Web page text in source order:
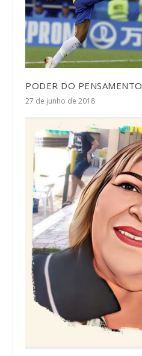
PODER DO PENSAMENTO
27 de junho de 2018